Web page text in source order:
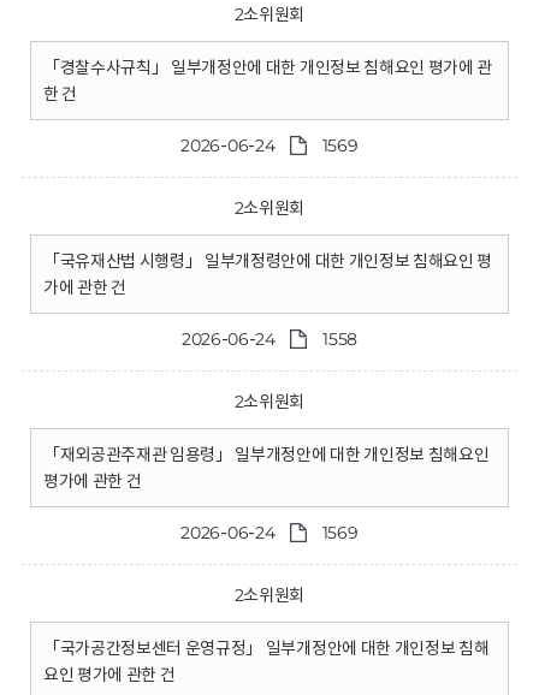
2소위원회
「경찰수사규칙」 일부개정안에 대한 개인정보 침해요인 평가에 관
한 건
2026-06-24 1569
2소위원회
「국유재산법 시행령」 일부개정령안에 대한 개인정보 침해요인 평
가에 관한 건
2026-06-24 1558
2소위원회
「재외공관주재관 임용령」 일부개정안에 대한 개인정보 침해요인
평가에 관한 건
2026-06-24 1569
2소위원회
「국가공간정보센터 운영규정」 일부개정안에 대한 개인정보 침해
요인 평가에 관한 건